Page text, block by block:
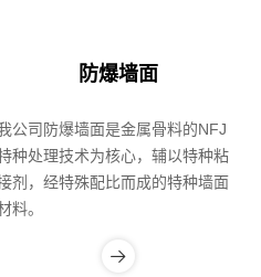
防爆墙面
公司防爆墙面是金属骨料的NFJ
种处理技术为核心，辅以特种粘
剂，经特殊配比而成的特种墙面
料。